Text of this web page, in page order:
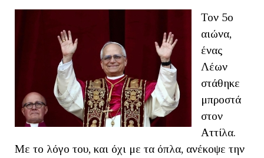
Τον 5ο
αιώνα,
ένας
Λέων
στάθηκε
μπροστά
στον
Αττίλα.
Με το λόγο του, και όχι με τα όπλα, ανέκοψε την